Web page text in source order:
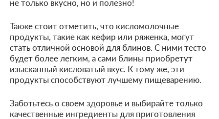
не только вкусно, но и полезно!
Также стоит отметить, что кисломолочные
продукты, такие как кефир или ряженка, могут
стать отличной основой для блинов. С ними тесто
будет более легким, а сами блины приобретут
изысканный кисловатый вкус. К тому же, эти
продукты способствуют лучшему пищеварению.
Заботьтесь о своем здоровье и выбирайте только
качественные ингредиенты для приготовления